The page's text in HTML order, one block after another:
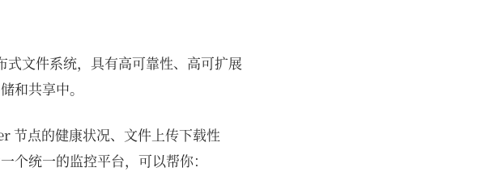
文件系统，具有高可靠性、高可扩展
和共享中。
节点的健康状况、文件上传下载性
个统一的监控平台，可以帮你：